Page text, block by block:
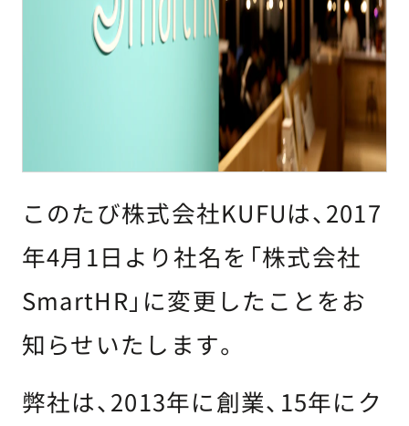
このたび株式会社KUFUは、2017
年4月1日より社名を「株式会社
SmartHR」に変更したことをお
知らせいたします。
弊社は、2013年に創業、15年にク